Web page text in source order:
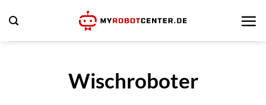
Inhalt
springen
Wischroboter